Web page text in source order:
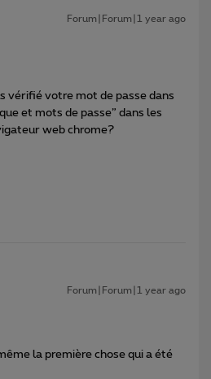
Forum|Forum|1 year ago
vérifié votre mot de passe dans
et mots de passe” dans les
web chrome?
Forum|Forum|1 year ago
la première chose qui a été